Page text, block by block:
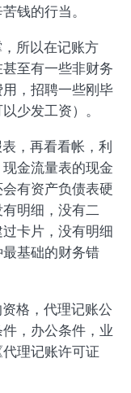
钱的行当。
所以在记账方
至有一些非财务
，招聘一些刚毕
少发工资）。
，再看看帐，利
金流量表的现金
有资产负债表硬
明细，没有二
卡片，没有明细
基础的财务错
格，代理记账公
，办公条件，业
理记账许可证